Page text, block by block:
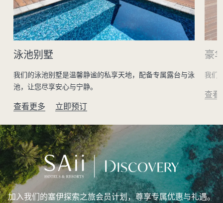
泳池别墅
我们的泳池别墅是温馨静谧的私享天地，配备专属露台与泳
池，让您尽享安心与宁静。
查看更多 立即预订
豪
我们
查看
加入我们的塞伊探索之旅会员计划，尊享专属优惠与礼遇。